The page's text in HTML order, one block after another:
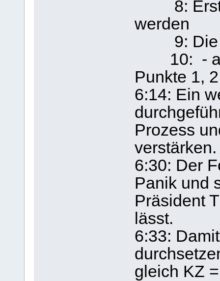
8:
werden
9: Die
10: -
Punkte 1,
6:14: Ein
Prozess
verstärken.
6:30: Der
Panik und
Präsident
lässt.
6:33:
gleich KZ